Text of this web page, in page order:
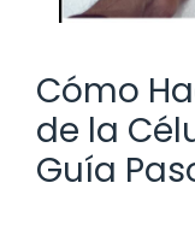
Cómo
de la
Guía